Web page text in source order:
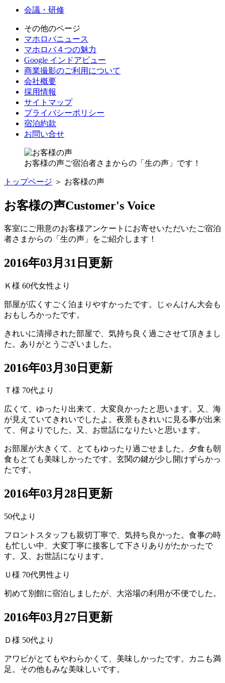
会議・研修
その他のページ
マホロバニュース
マホロバ４つの魅力
Google インドアビュー
商業撮影のご利用について
会社概要
採用情報
サイトマップ
プライバシーポリシー
宿泊約款
お問い合せ
お客様の声ご宿泊者さまからの「生の声」です！
トップページ ＞ お客様の声
お客様の声Customer's Voice
客室にご用意のお客様アンケートにお寄せいただいたご宿泊
者さまからの「生の声」をご紹介します！
2016年03月31日更新
Ｋ様 60代女性より
部屋が広くすごく泊まりやすかったです。じゃんけん大会も
おもしろかったです。
きれいに清掃された部屋で、気持ち良く過ごさせて頂きまし
た。ありがとうございました。
2016年03月30日更新
Ｔ様 70代より
広くて、ゆったり出来て、大変良かったと思います。又、海
が見えていてきれいでしたよ。夜景もきれいに見る事が出来
て、何よりでした。又、お世話になりたいと思います。
お部屋が大きくて、とてもゆったり過ごせました。夕食も朝
食もとても美味しかったです。玄関の鍵が少し開けずらかっ
たです。
2016年03月28日更新
50代より
フロントスタッフも親切丁寧で、気持ち良かった。食事の時
も忙しい中、大変丁寧に接客して下さりありがたかったで
す。又、お世話になります。
Ｕ様 70代男性より
初めて別館に宿泊しましたが、大浴場の利用が不便でした。
2016年03月27日更新
Ｄ様 50代より
アワビがとてもやわらかくて、美味しかったです。カニも満
足。その他もみな美味しいです。